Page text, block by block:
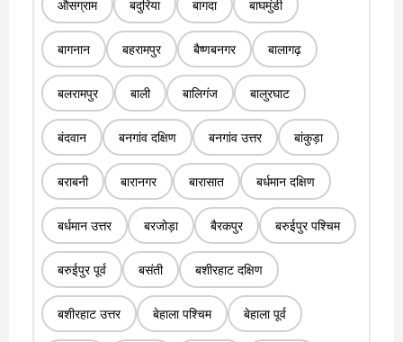
औसग्राम बदुरिया बागदा बाघमुंडी
बागनान बहरामपुर बैष्णबनगर बालागढ़
बलरामपुर बाली बालिगंज बालुरघाट
बंदवान बनगांव दक्षिण बनगांव उत्तर बांकुड़ा
बराबनी बारानगर बारासात बर्धमान दक्षिण
बर्धमान उत्तर बरजोड़ा बैरकपुर बरुईपुर पश्चिम
बरुईपुर पूर्व बसंती बशीरहाट दक्षिण
बशीरहाट उत्तर बेहाला पश्चिम बेहाला पूर्व